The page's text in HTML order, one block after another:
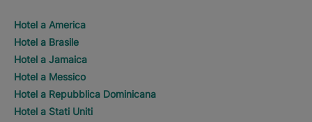
Hotel a America
Hotel a Brasile
Hotel a Jamaica
Hotel a Messico
Hotel a Repubblica Dominicana
Hotel a Stati Uniti